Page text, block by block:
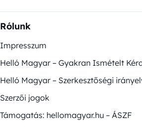
Rólunk
Impresszum
Helló Magyar – Gyakran Ismételt
Helló Magyar – Szerkesztőségi
Szerzői jogok
Támogatás: hellomagyar.hu – ÁSZF